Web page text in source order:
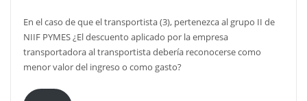
En el caso de que el transportista (3), pertenezca al grupo II de
NIIF PYMES ¿El descuento aplicado por la empresa
transportadora al transportista debería reconocerse como
menor valor del ingreso o como gasto?